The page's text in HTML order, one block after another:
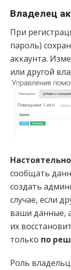
Владелец
При
пароль)
аккаунта.
или другой
сообщать
создать
случае, если
ваши данные,
их
только по
Роль